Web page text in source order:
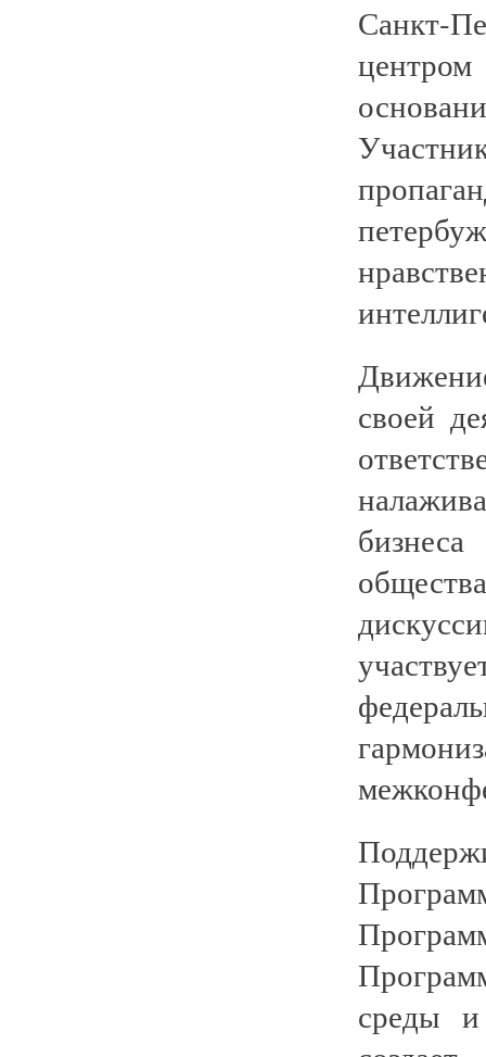
Санкт-
своей
среды